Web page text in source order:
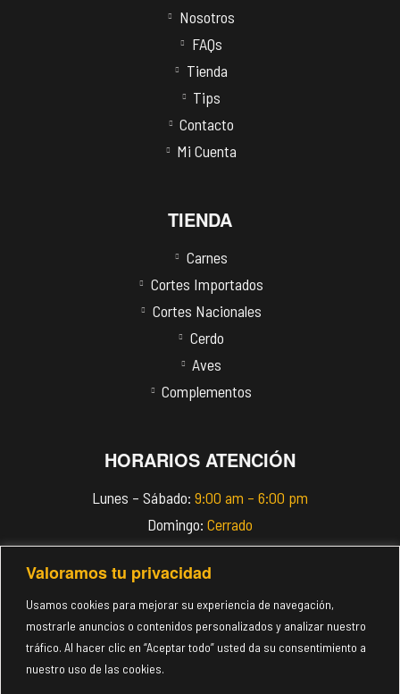
Valoramos tu privacidad
Usamos cookies para mejorar su experiencia de navegación,
mostrarle anuncios o contenidos personalizados y analizar nuestro
tráfico. Al hacer clic en “Aceptar todo” usted da su consentimiento a
nuestro uso de las cookies.
Nosotros
FAQs
Tienda
Tips
Contacto
Mi Cuenta
TIENDA
Carnes
Cortes Importados
Cortes Nacionales
Cerdo
Aves
Complementos
HORARIOS ATENCIÓN
Lunes – Sábado: 9:00 am – 6:00 pm
Domingo: Cerrado
info@imperiomeats.com
(+507) 6118-4018